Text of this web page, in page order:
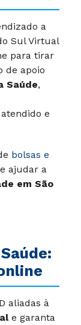
a
Sul Virtual
para tirar
de apoio
Saúde,
e
bolsas e
ajudar a
em São
aliadas à
e garanta